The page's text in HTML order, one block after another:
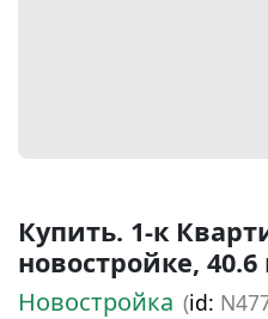
Купить. 1-к
новостройке, 40.6
Новостройка (id: